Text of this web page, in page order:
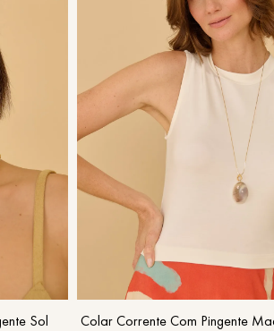
Sol
Colar Corrente Com Pingente